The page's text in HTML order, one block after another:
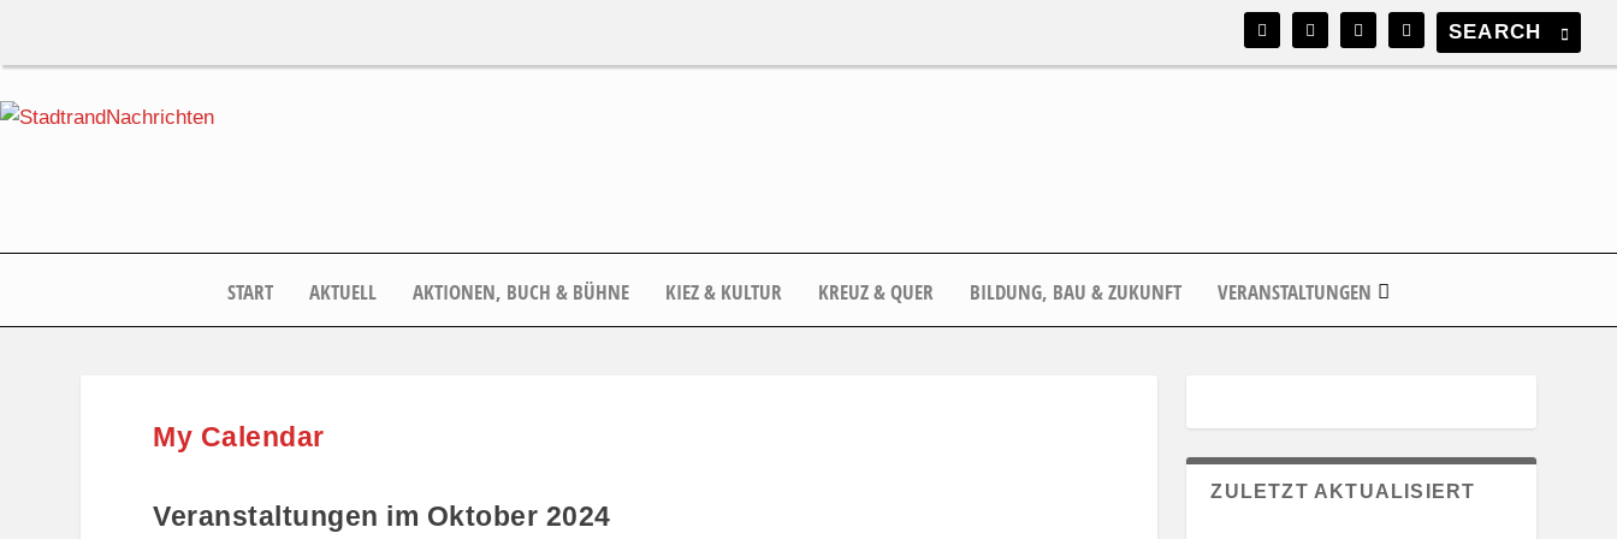
START AKTUELL AKTIONEN, BUCH & BÜHNE KIEZ & KULTUR KREUZ & QUER BILDUNG, BAU & ZUKUNFT VERANSTALTUNGEN
My Calendar
Veranstaltungen im Oktober 2024
ZULETZT AKTUALISIERT